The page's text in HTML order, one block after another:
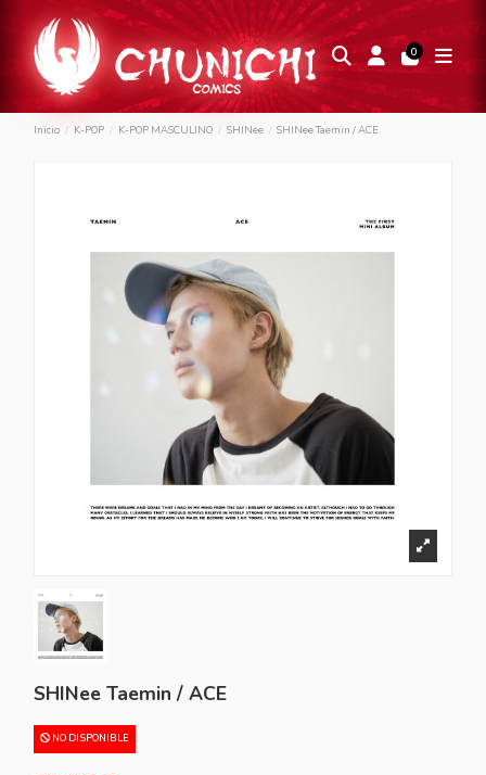
0
Inicio K-POP K-POP MASCULINO SHINee SHINee Taemin / ACE
SHINee Taemin / ACE
NO DISPONIBLE